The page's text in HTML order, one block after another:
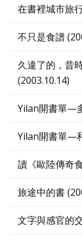
在書裡城市旅
不只是食譜
久違了的，昔
(2003.10.14)
Yilan開書單—
Yilan開書單—
讀《歐陸傳奇
旅途中的書
文字與感官的